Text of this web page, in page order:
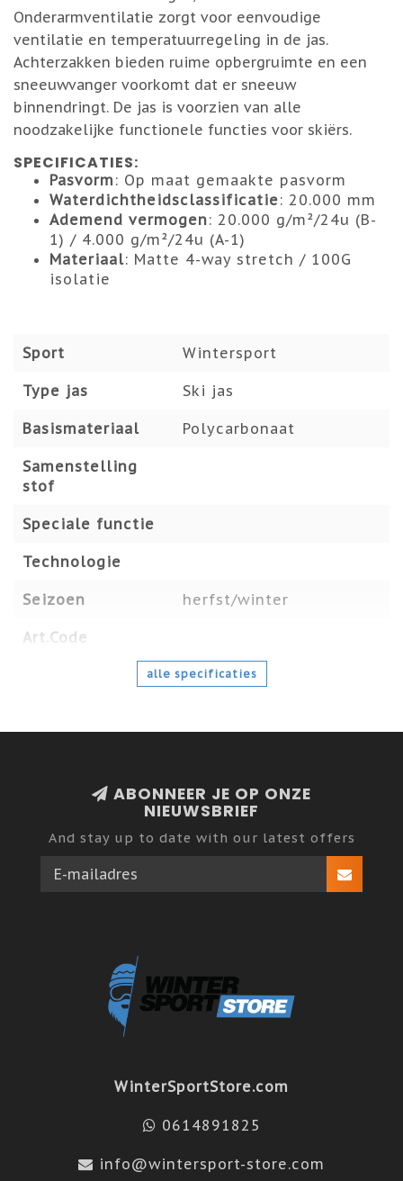
Onderarmventilatie zorgt voor eenvoudige
ventilatie en temperatuurregeling in de jas.
Achterzakken bieden ruime opbergruimte en een
sneeuwvanger voorkomt dat er sneeuw
binnendringt. De jas is voorzien van alle
noodzakelijke functionele functies voor skiërs.
SPECIFICATIES:
Pasvorm : Op maat gemaakte pasvorm
Waterdichtheidsclassificatie: 20.000 mm
Ademend vermogen: 20.000 g/m²/24u (B-
1) / 4.000 g/m²/24u (A-1)
Materiaal: Matte 4-way stretch / 100G
isolatie
Sport Wintersport
Type jas Ski jas
Basismateriaal Polycarbonaat
Samenstelling
stof
Speciale functie
Technologie
Seizoen herfst/winter
Art.Code
alle specificaties
ABONNEER JE OP ONZE
NIEUWSBRIEF
And stay up to date with our latest offers
WinterSportStore.com
0614891825
info@wintersport-store.com